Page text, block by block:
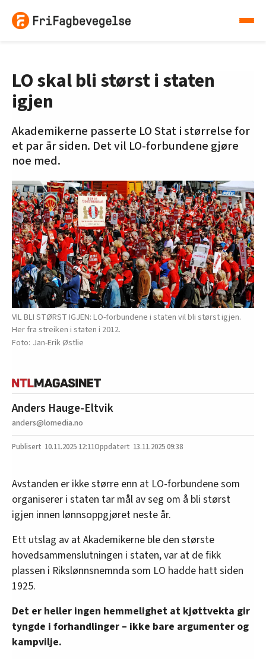
LO skal bli størst i staten
igjen
Akademikerne passerte LO Stat i størrelse for
et par år siden. Det vil LO-forbundene gjøre
noe med.
VIL BLI STØRST IGJEN: LO-forbundene i staten vil bli størst igjen.
Her fra streiken i staten i 2012.
Jan-Erik Østlie
Anders Hauge-Eltvik
anders@lomedia.no
10.11.2025 12:11 13.11.2025 09:38
Avstanden er ikke større enn at LO-forbundene som
organiserer i staten tar mål av seg om å bli størst
igjen innen lønnsoppgjøret neste år.
Ett utslag av at Akademikerne ble den største
hovedsammenslutningen i staten, var at de fikk
plassen i Rikslønnsnemnda som LO hadde hatt siden
1925.
Det er heller ingen hemmelighet at kjøttvekta gir
tyngde i forhandlinger – ikke bare argumenter og
kampvilje.